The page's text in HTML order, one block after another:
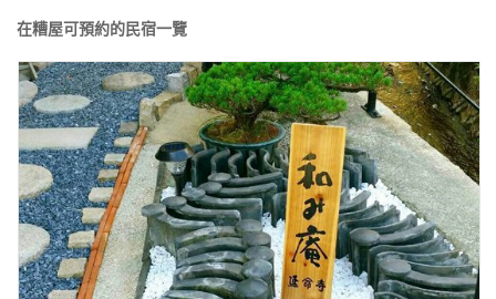
在糟屋可預約的民宿一覽